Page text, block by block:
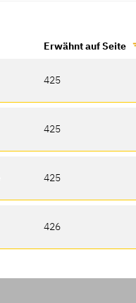
Erwähnt auf Seite
425
425
425
426